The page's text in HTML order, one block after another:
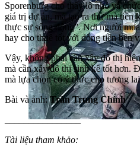
Sporenburg cho thấy lô nhỏ và
giá trị dự án, mà tạo ra thứ mà tiền
thực sự sống động”. Nơi người
hay cho thuê tốt với dòng tiền bền
Vậy, không phải cần xây đô thị
mà cần xây đô thị sinh kế tốt hơn.
mà lựa chọn có ý thức cho tương
Bài và ảnh:Trần Trung Chính
________________
Tài liệu tham khảo: